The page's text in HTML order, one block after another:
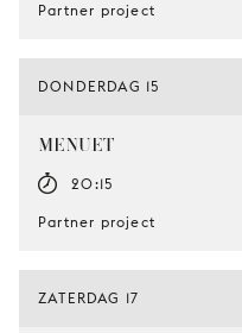
Partner project
DONDERDAG 15
MENUET
20:15
Partner project
ZATERDAG 17